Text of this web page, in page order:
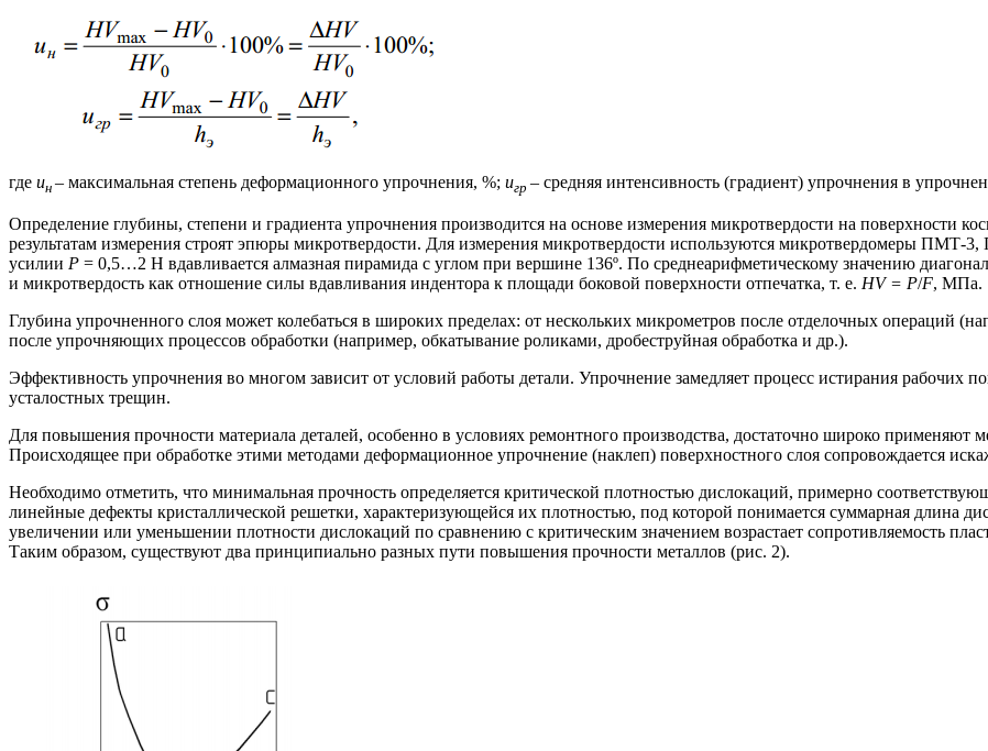
где uн – максимальная степень деформационного упрочнения, %; uгр – средняя интенсивность (градиент) упрочнения в
Определение глубины, степени и градиента упрочнения производится на основе измерения микротвердости на
результатам измерения строят эпюры микротвердости. Для измерения микротвердости используются микротвердомеры
усилии Р = 0,5…2 Н вдавливается алмазная пирамида с углом при вершине 136º. По среднеарифметическому значению
и микротвердость как отношение силы вдавливания индентора к площади боковой поверхности отпечатка, т. е. HV = P/F, МПа.
Глубина упрочненного слоя может колебаться в широких пределах: от нескольких микрометров после отделочных операций
после упрочняющих процессов обработки (например, обкатывание роликами, дробеструйная обработка и др.).
Эффективность упрочнения во многом зависит от условий работы детали. Упрочнение замедляет процесс истирания рабочих
усталостных трещин.
Для повышения прочности материала деталей, особенно в условиях ремонтного производства, достаточно широко применяют
Происходящее при обработке этими методами деформационное упрочнение (наклеп) поверхностного слоя сопровождается
Необходимо отметить, что минимальная прочность определяется критической плотностью дислокаций, примерно
линейные дефекты кристаллической решетки, характеризующейся их плотностью, под которой понимается суммарная длина
увеличении или уменьшении плотности дислокаций по сравнению с критическим значением возрастает сопротивляемость
Таким образом, существуют два принципиально разных пути повышения прочности металлов (рис. 2).